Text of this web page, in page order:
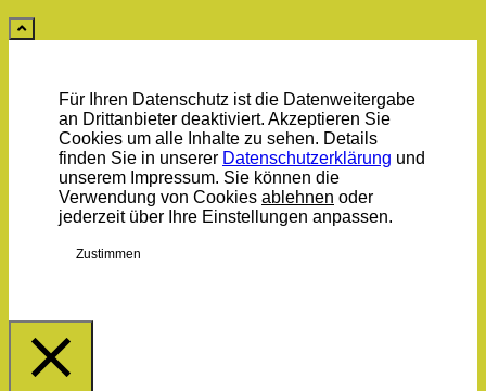
Für Ihren Datenschutz ist die Datenweitergabe
an Drittanbieter deaktiviert. Akzeptieren Sie
Cookies um alle Inhalte zu sehen. Details
finden Sie in unserer Datenschutzerklärung und
unserem Impressum. Sie können die
Verwendung von Cookies ablehnen oder
jederzeit über Ihre Einstellungen anpassen.
Zustimmen